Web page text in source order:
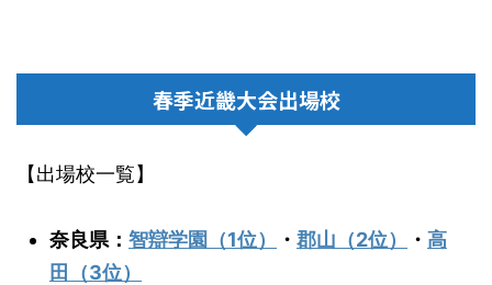
春季近畿大会出場校
【出場校一覧】
奈良県： 智辯学園（1位） ・ 郡山（2位） ・ 高
田（3位）